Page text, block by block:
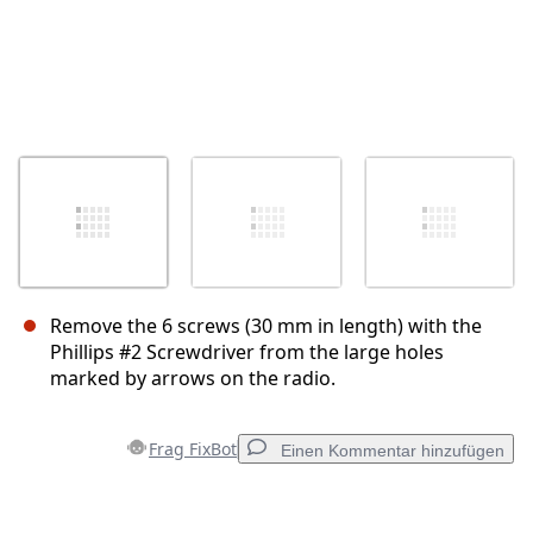
Remove the 6 screws (30 mm in length) with the
Phillips #2 Screwdriver from the large holes
marked by arrows on the radio.
Frag FixBot Einen Kommentar hinzufügen